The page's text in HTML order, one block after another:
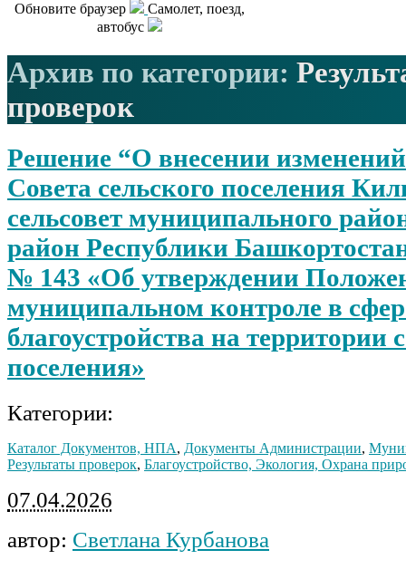
Обновите браузер
Самолет, поезд,
автобус
Архив по категории:
проверок
Решение “О внесении
Совета сельского поселения
сельсовет муниципального
район Республики
№ 143 «Об утверждении
муниципальном контроле в
благоустройства на территории
поселения»
Категории:
Каталог Документов, НПА, Документы Администрации,
Результаты проверок, Благоустройство, Экология, Охрана
07.04.2026
автор: Светлана Курбанова